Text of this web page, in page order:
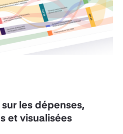
les dépenses,
et visualisées